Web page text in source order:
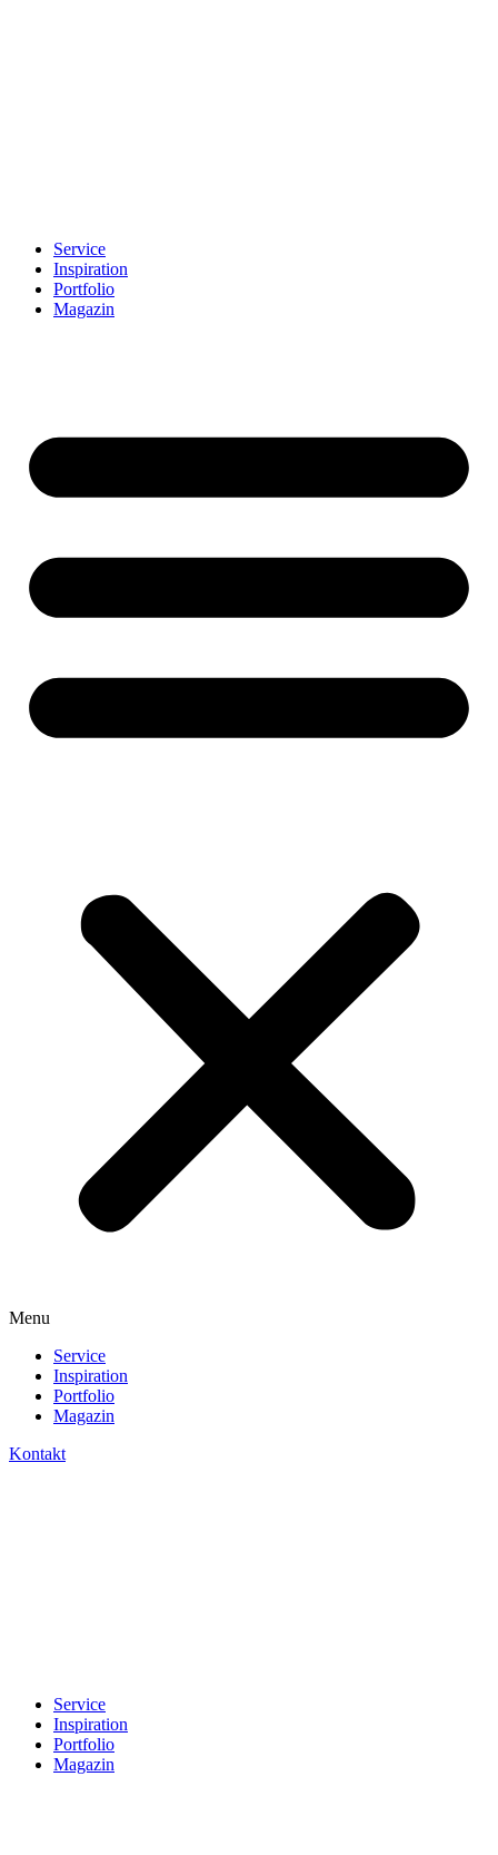
Service
Inspiration
Portfolio
Magazin
Menu
Service
Inspiration
Portfolio
Magazin
Kontakt
Service
Inspiration
Portfolio
Magazin